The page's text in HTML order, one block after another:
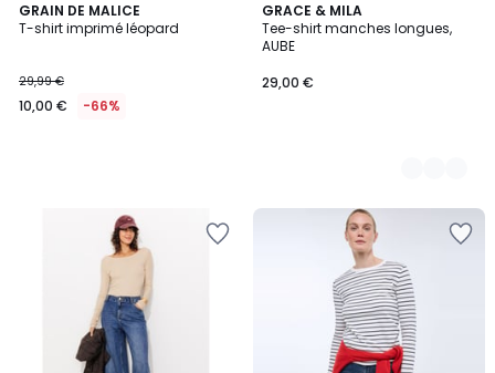
GRAIN DE MALICE
T-shirt imprimé léopard
29,99 €
10,00 € -66%
GRACE & MILA
Tee-shirt manches longues,
AUBE
29,00 €
2
Couleurs